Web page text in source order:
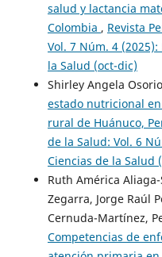
salud y lactancia
Colombia , Revista
Vol. 7 Núm. 4
la Salud (oct-dic)
Shirley Angela
estado nutricional
rural de Huánuco,
de la Salud: Vol. 6
Ciencias de la Salud
Ruth América
Zegarra, Jorge Raúl
Cernuda-Martínez,
Competencias de